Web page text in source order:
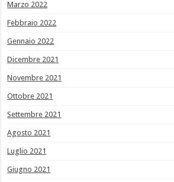
Marzo 2022
Febbraio 2022
Gennaio 2022
Dicembre 2021
Novembre 2021
Ottobre 2021
Settembre 2021
Agosto 2021
Luglio 2021
Giugno 2021